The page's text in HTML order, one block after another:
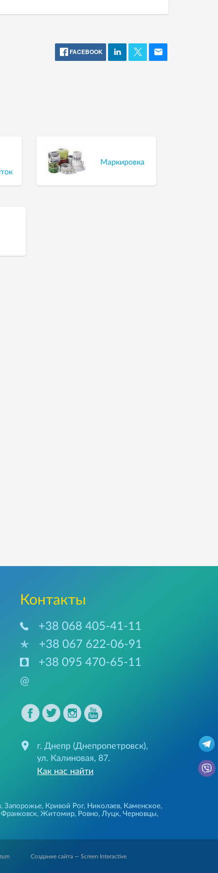
FACEBOOK
Маркировка
Контакты
+38 068 405-41-11
+38 067 622-06-91
+38 095 470-65-11
@
г. Днепр (Днепропетровск),
ул. Калиновая, 87.
Как нас найти
Кривой Рог, Николаев, Каменское,
Житомир, Ровно, Луцк, Черновцы,
Создание сайта — Screen Interactive